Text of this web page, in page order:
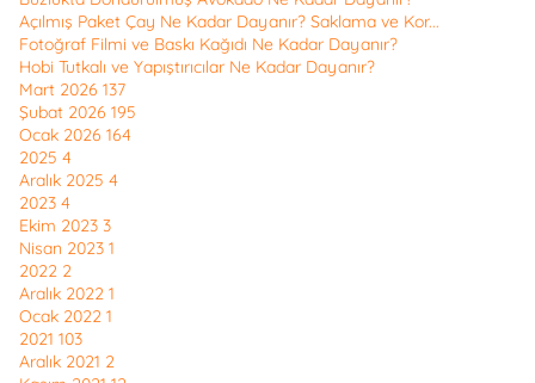
Açılmış Paket Çay Ne Kadar Dayanır? Saklama ve Kor...
Fotoğraf Filmi ve Baskı Kağıdı Ne Kadar Dayanır?
Hobi Tutkalı ve Yapıştırıcılar Ne Kadar Dayanır?
Mart 2026 137
Şubat 2026 195
Ocak 2026 164
2025 4
Aralık 2025 4
2023 4
Ekim 2023 3
Nisan 2023 1
2022 2
Aralık 2022 1
Ocak 2022 1
2021 103
Aralık 2021 2